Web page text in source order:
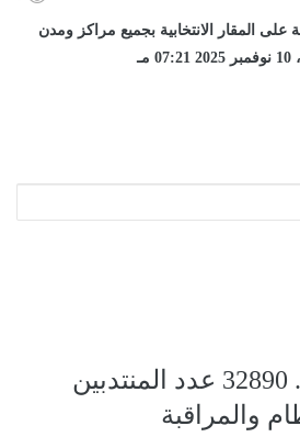
على المقار الانتخابية بجميع مراكز ومدن
الثانوية الأزهرية.. 32890 عدد المنتدبين
والمراقبة